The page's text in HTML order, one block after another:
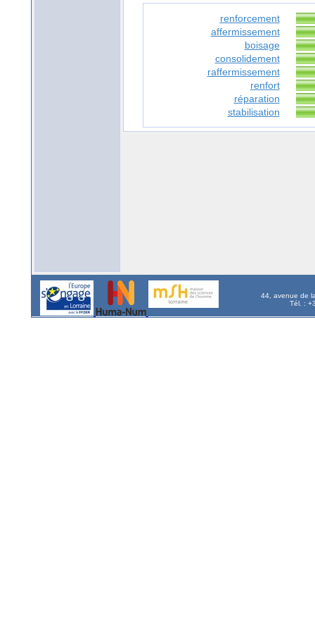
renforcement
affermissement
boisage
consolidement
raffermissement
renfort
réparation
stabilisation
44, avenue de
Tél. :